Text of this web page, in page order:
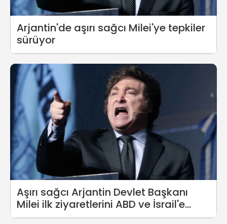
Arjantin'de aşırı sağcı Milei'ye tepkiler
sürüyor
Aşırı sağcı Arjantin Devlet Başkanı
Milei ilk ziyaretlerini ABD ve İsrail'e
yapacak